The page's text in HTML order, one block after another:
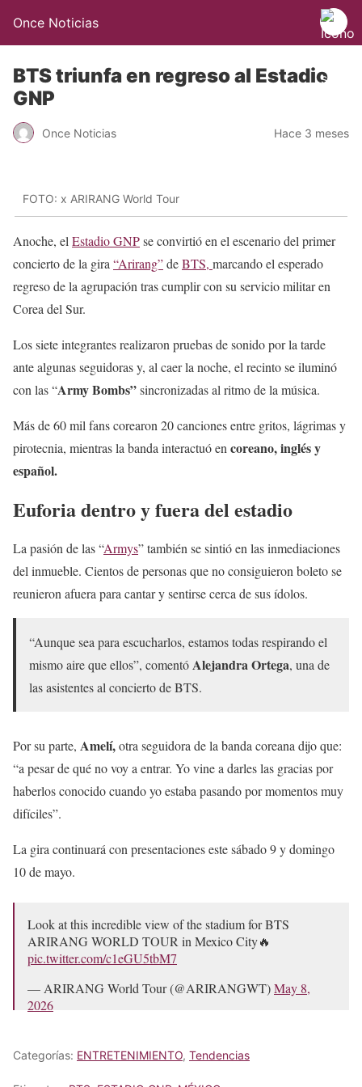
Once Noticias
BTS triunfa en regreso al Estadio
GNP
Once Noticias Hace 3 meses
FOTO: x ARIRANG World Tour
Anoche, el Estadio GNPse convirtió en el escenario del primer
concierto de la gira “Arirang”deBTS, marcando el esperado
regreso de la agrupación tras cumplir con su servicio militar en
Corea del Sur.
Los siete integrantes realizaron pruebas de sonido por la tarde
ante algunas seguidoras y, al caer la noche, el recinto se iluminó
con las “Army Bombs”sincronizadas al ritmo de la música.
Más de 60 mil fans corearon 20 canciones entre gritos, lágrimas y
pirotecnia, mientras la banda interactuó en coreano, inglés y
español.
Euforia dentro y fuera del estadio
La pasión de las “Armys” también se sintió en las inmediaciones
del inmueble. Cientos de personas que no consiguieron boleto se
reunieron afuera para cantar y sentirse cerca de sus ídolos.
“Aunque sea para escucharlos, estamos todas respirando el
mismo aire que ellos”, comentó Alejandra Ortega, una de
las asistentes al concierto de BTS.
Por su parte, Amelí,otra seguidora de la banda coreana dijo que:
“a pesar de qué no voy a entrar. Yo vine a darles las gracias por
haberlos conocido cuando yo estaba pasando por momentos muy
difíciles”.
La gira continuará con presentaciones este sábado 9 y domingo
10 de mayo.
Look at this incredible view of the stadium for BTS
ARIRANG WORLD TOUR in Mexico City🔥
pic.twitter.com/c1eGU5tbM7
— ARIRANG World Tour (@ARIRANGWT)May 8,
2026
Categorías: ENTRETENIMIENTO, Tendencias